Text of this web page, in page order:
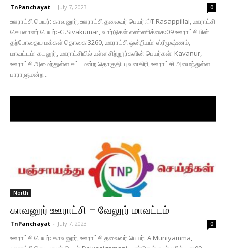
TnPanchayat - July 7, 2023 0
ஊராட்சி பெயர்: காவனூர், ஊராட்சி தலைவர் பெயர்:்T.Rasappillai, ஊராட்சி
செயலாளர் பெயர்:-G.Sivakumar, வார்டுகள் எண்ணிக்கை:09 ஊராட்சியின்
தற்போதைய மக்கள் தொகை:3260, ஊராட்சி ஒன்றியம்: ஸ்ரீமுஷ்ணம்,
மாவட்டம்: கடலூர், ஊராட்சியில் உள்ள சிற்றூர்களின் பெயர்கள்: Kavanur,
ஊராட்சி அமைந்துள்ள சட்டமன்ற தொகுதி: புவனகிரி, ஊராட்சி அமைந்துள்ள
பாராளுமன்ற...
North
காவனூர் ஊராட்சி – வேலூர் மாவட்டம்
TnPanchayat - July 7, 2023 0
ஊராட்சி பெயர்: காவனூர், ஊராட்சி தலைவர் பெயர்: A Muniyamma,